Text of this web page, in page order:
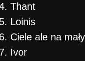
Thant
5. Loinis
6. Ciele ale na
7. Ivor